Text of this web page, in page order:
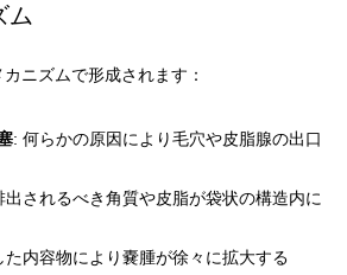
ム
ニズムで形成されます：
: 何らかの原因により毛穴や皮脂腺の出口
出されるべき角質や皮脂が袋状の構造内に
た内容物により嚢腫が徐々に拡大する